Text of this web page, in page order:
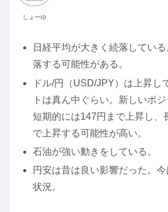
しょーゆ
日経平均が大きく続落してい
落する可能性がある。
ドル/円（USD/JPY）は上昇し
トは真ん中ぐらい。新しいポジ
短期的には147円まで上昇し、
で上昇する可能性が高い。
石油が強い動きをしている。
円安は昔は良い影響だった。
状況。